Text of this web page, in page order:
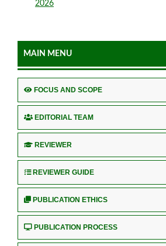
2026
MAIN MENU
FOCUS AND SCOPE
EDITORIAL TEAM
REVIEWER
REVIEWER GUIDE
PUBLICATION ETHICS
PUBLICATION PROCESS